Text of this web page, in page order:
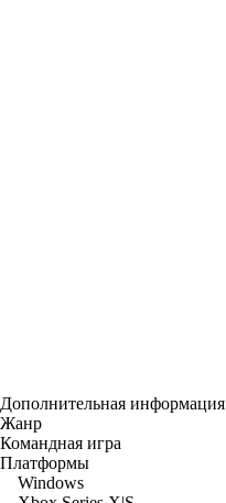
Дополнительная информация
Жанр
Командная игра
Платформы
Windows